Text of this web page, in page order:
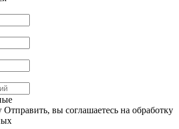
вы соглашаетесь на обработку